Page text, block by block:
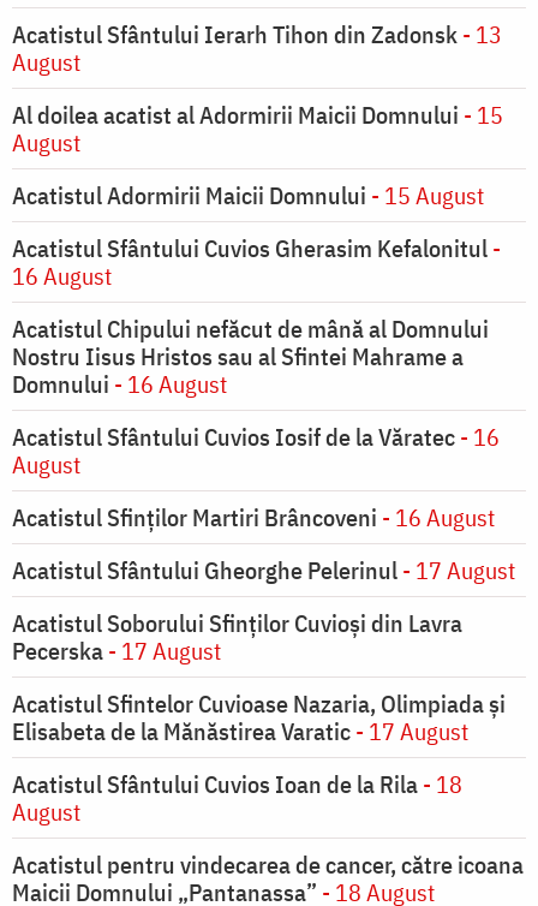
Acatistul Sfântului Ierarh Tihon din Zadonsk- 13
August
Al doilea acatist al Adormirii Maicii Domnului - 15
August
Acatistul Adormirii Maicii Domnului - 15 August
Acatistul Sfântului Cuvios Gherasim Kefalonitul-
16 August
Acatistul Chipului nefăcut de mână al Domnului
Nostru Iisus Hristos sau al Sfintei Mahrame a
Domnului - 16 August
Acatistul Sfântului Cuvios Iosif de la Văratec- 16
August
Acatistul Sfinților Martiri Brâncoveni - 16 August
Acatistul Sfântului Gheorghe Pelerinul- 17 August
Acatistul Soborului Sfinților Cuvioși din Lavra
Pecerska- 17 August
Acatistul Sfintelor Cuvioase Nazaria, Olimpiada și
Elisabeta de la Mănăstirea Varatic- 17 August
Acatistul Sfântului Cuvios Ioan de la Rila- 18
August
Acatistul pentru vindecarea de cancer, către icoana
Maicii Domnului „Pantanassa” - 18 August